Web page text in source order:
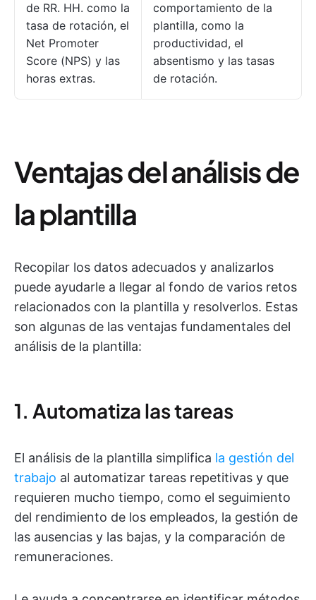
de RR. HH. como la
tasa de rotación, el
Net Promoter
Score (NPS) y las
horas extras.
comportamiento de la
plantilla, como la
productividad, el
absentismo y las tasas
de rotación.
Ventajas del análisis de
la plantilla
Recopilar los datos adecuados y analizarlos
puede ayudarle a llegar al fondo de varios retos
relacionados con la plantilla y resolverlos. Estas
son algunas de las ventajas fundamentales del
análisis de la plantilla:
1. Automatiza las tareas
El análisis de la plantilla simplifica la gestión del
trabajo al automatizar tareas repetitivas y que
requieren mucho tiempo, como el seguimiento
del rendimiento de los empleados, la gestión de
las ausencias y las bajas, y la comparación de
remuneraciones.